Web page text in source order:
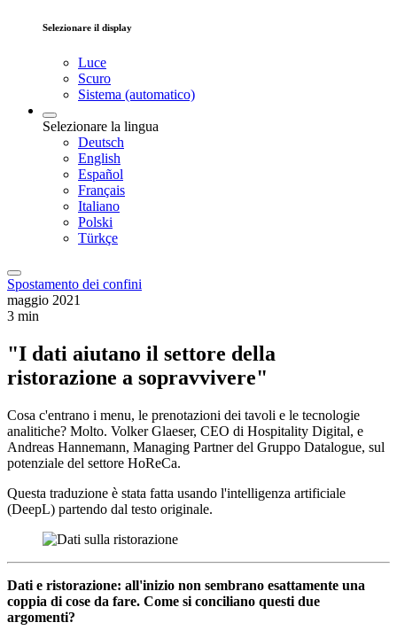
Selezionare il display
Luce
Scuro
Sistema (automatico)
Selezionare la lingua
Deutsch
English
Español
Français
Italiano
Polski
Türkçe
Spostamento dei confini
maggio 2021
3 min
"I dati aiutano il settore della
ristorazione a sopravvivere"
Cosa c'entrano i menu, le prenotazioni dei tavoli e le tecnologie
analitiche? Molto. Volker Glaeser, CEO di Hospitality Digital, e
Andreas Hannemann, Managing Partner del Gruppo Datalogue, sul
potenziale del settore HoReCa.
Questa traduzione è stata fatta usando l'intelligenza artificiale
(DeepL) partendo dal testo originale.
Dati e ristorazione: all'inizio non sembrano esattamente una
coppia di cose da fare. Come si conciliano questi due
argomenti?